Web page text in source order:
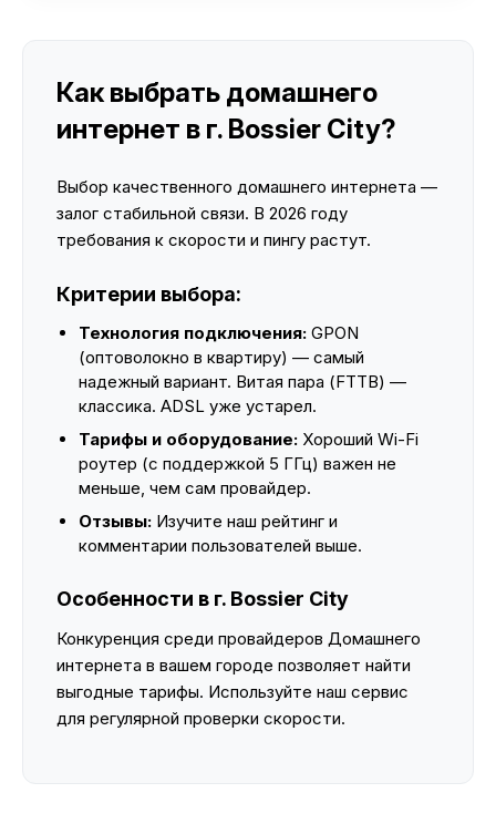
Как выбрать домашнего
интернет в г. Bossier City?
Выбор качественного домашнего интернета —
залог стабильной связи. В 2026 году
требования к скорости и пингу растут.
Критерии выбора:
Технология подключения: GPON
(оптоволокно в квартиру) — самый
надежный вариант. Витая пара (FTTB) —
классика. ADSL уже устарел.
Тарифы и оборудование: Хороший Wi-Fi
роутер (с поддержкой 5 ГГц) важен не
меньше, чем сам провайдер.
Отзывы: Изучите наш рейтинг и
комментарии пользователей выше.
Особенности в г. Bossier City
Конкуренция среди провайдеров Домашнего
интернета в вашем городе позволяет найти
выгодные тарифы. Используйте наш сервис
для регулярной проверки скорости.